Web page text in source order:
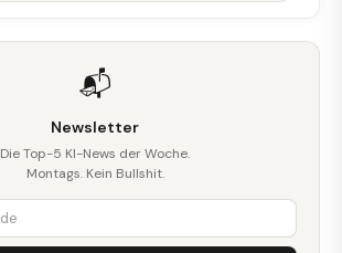
📬
Newsletter
Die Top-5 KI-News der Woche.
Montags. Kein Bullshit.